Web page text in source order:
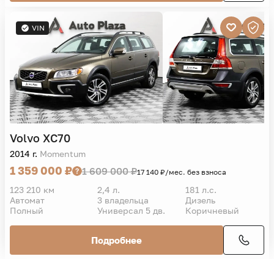
VIN
Volvo XC70
2014 г. Momentum
1 359 000 ₽ 1 609 000 ₽17 140 ₽/мес. без взноса
123 210 км 2,4 л.
181 л.с.
Автомат
3 владельца
Дизель
Полный
Универсал 5 дв. Коричневый
Подробнее